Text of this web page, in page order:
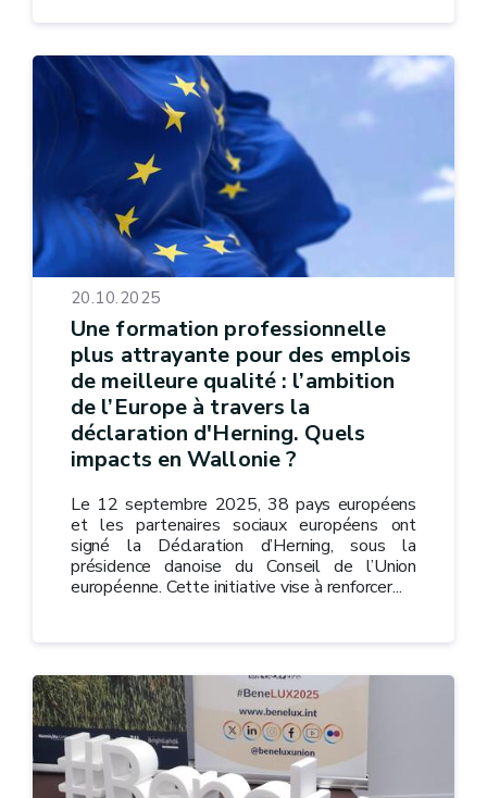
20.10.2025
Une formation professionnelle
plus attrayante pour des emplois
de meilleure qualité : l’ambition
de l’Europe à travers la
déclaration d'Herning. Quels
impacts en Wallonie ?
Le 12 septembre 2025, 38 pays européens
et les partenaires sociaux européens ont
signé la Déclaration d’Herning, sous la
présidence danoise du Conseil de l’Union
européenne. Cette initiative vise à renforcer...